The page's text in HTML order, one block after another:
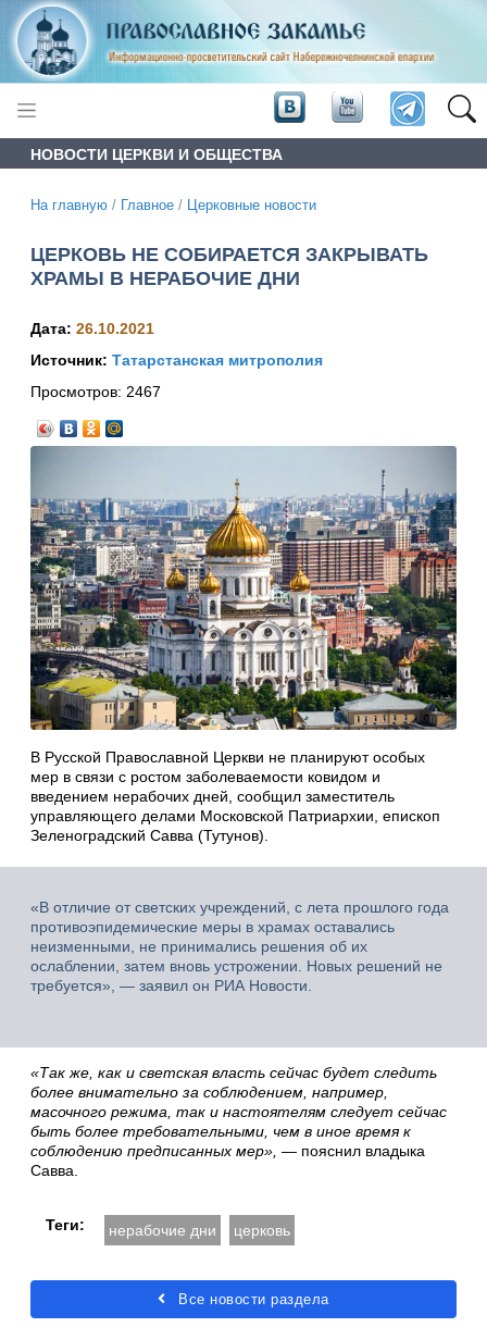
НОВОСТИ ЦЕРКВИ И ОБЩЕСТВА
На главную / Главное / Церковные новости
ЦЕРКОВЬ НЕ СОБИРАЕТСЯ ЗАКРЫВАТЬ
ХРАМЫ В НЕРАБОЧИЕ ДНИ
Дата: 26.10.2021
Источник: Татарстанская митрополия
Просмотров: 2467
В Русской Православной Церкви не планируют особых
мер в связи с ростом заболеваемости ковидом и
введением нерабочих дней, сообщил заместитель
управляющего делами Московской Патриархии, епископ
Зеленоградский Савва (Тутунов).
«В отличие от светских учреждений, с лета прошлого года
противоэпидемические меры в храмах оставались
неизменными, не принимались решения об их
ослаблении, затем вновь устрожении. Новых решений не
требуется», — заявил он РИА Новости.
«Так же, как и светская власть сейчас будет следить
более внимательно за соблюдением, например,
масочного режима, так и настоятелям следует сейчас
быть более требовательными, чем в иное время к
соблюдению предписанных мер», — пояснил владыка
Савва.
Теги: нерабочие дни церковь
Все новости раздела